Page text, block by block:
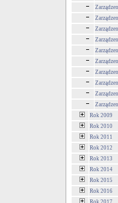
Rok 2009
Rok 2010
Rok 2011
Rok 2012
Rok 2013
Rok 2014
Rok 2015
Rok 2016
Rok 2017